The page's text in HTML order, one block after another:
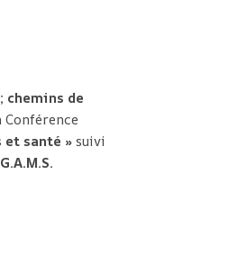
chemins de
et santé »suivi
G.A.M.S.